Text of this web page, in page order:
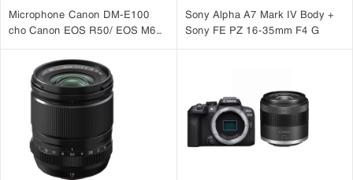
Microphone Canon DM-E100
cho Canon EOS R50/ EOS M6
Sony Alpha A7 Mark IV Body +
Sony FE PZ 16-35mm F4 G